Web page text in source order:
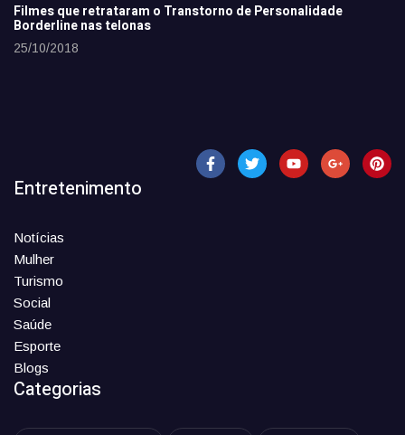
Filmes que retrataram o Transtorno de Personalidade
Borderline nas telonas
25/10/2018
Entretenimento
Notícias
Mulher
Turismo
Social
Saúde
Esporte
Blogs
Categorias